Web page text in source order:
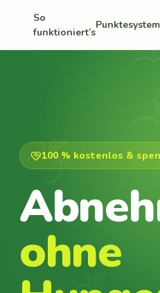
So
funktioniert’s
Punktesystem
100 % kostenlos &
ohne